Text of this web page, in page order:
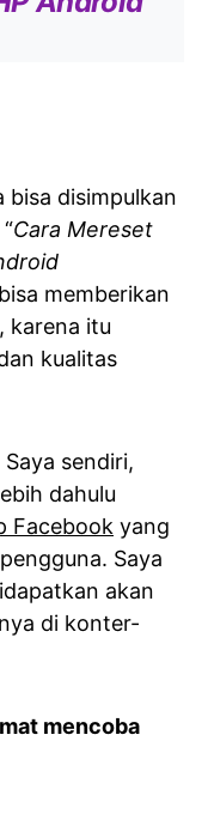
bisa disimpulkan
Cara Mereset
memberikan
karena itu
kualitas
sendiri,
dahulu
Facebook yang
Saya
akan
di konter-
mencoba